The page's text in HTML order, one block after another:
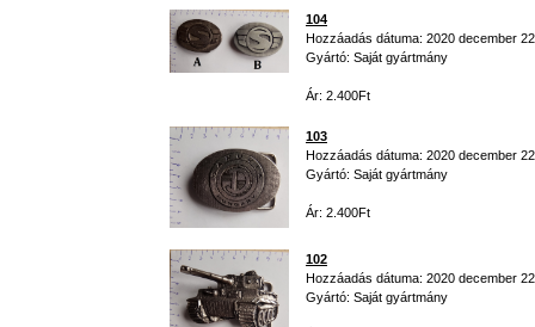
104
Hozzáadás dátuma: 2020 december
Gyártó: Saját gyártmány
Ár: 2.400Ft
103
Hozzáadás dátuma: 2020 december
Gyártó: Saját gyártmány
Ár: 2.400Ft
102
Hozzáadás dátuma: 2020 december
Gyártó: Saját gyártmány